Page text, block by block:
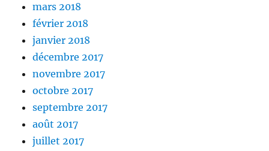
mars 2018
février 2018
janvier 2018
décembre 2017
novembre 2017
octobre 2017
septembre 2017
août 2017
juillet 2017